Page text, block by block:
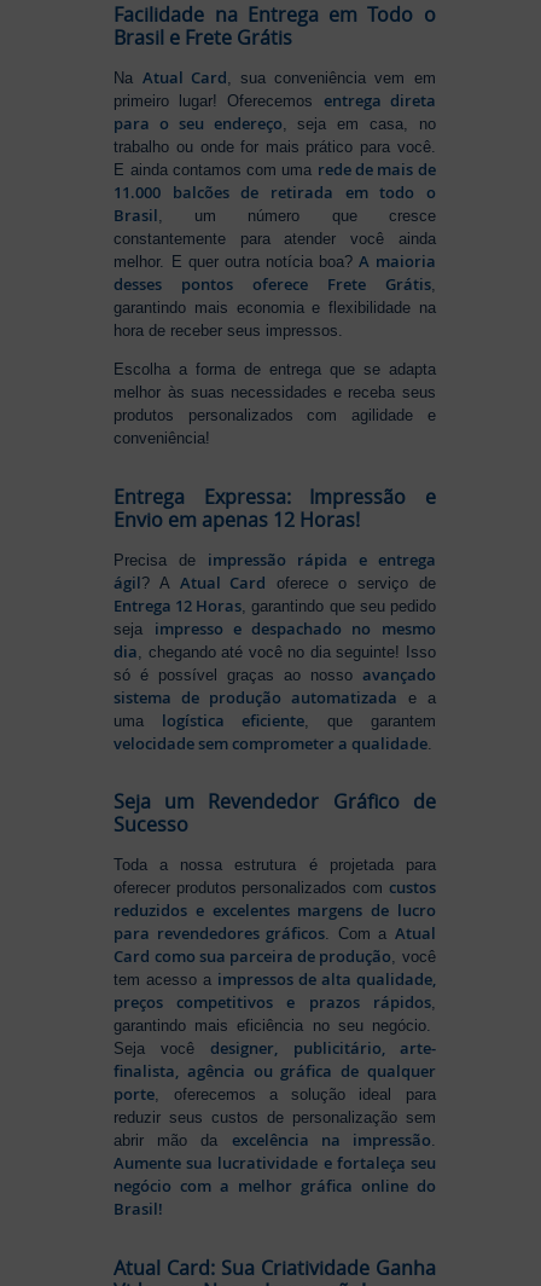
Facilidade na Entrega em Todo o
Brasil e Frete Grátis
Na Atual Card, sua conveniência vem em
primeiro lugar! Oferecemos entrega direta
para o seu endereço, seja em casa, no
trabalho ou onde for mais prático para você.
E ainda contamos com uma rede de mais de
11.000 balcões de retirada em todo o
Brasil, um número que cresce
constantemente para atender você ainda
melhor. E quer outra notícia boa?A maioria
desses pontos oferece Frete Grátis,
garantindo mais economia e flexibilidade na
hora de receber seus impressos.
Escolha a forma de entrega que se adapta
melhor às suas necessidades e receba seus
produtos personalizados com agilidade e
conveniência!
Entrega Expressa: Impressão e
Envio em apenas 12 Horas!
Precisa de impressão rápida e entrega
ágil? A Atual Card oferece o serviço de
Entrega 12 Horas , garantindo que seu pedido
seja impresso e despachado no mesmo
dia , chegando até você no dia seguinte! Isso
só é possível graças ao nosso avançado
sistema de produção automatizada e a
uma logística eficiente , que garantem
velocidade sem comprometer a qualidade
Seja um Revendedor Gráfico de
Sucesso
Toda a nossa estrutura é projetada para
oferecer produtos personalizados com custos
reduzidos e excelentes margens de lucro
para revendedores gráficos. Com a Atual
Card como sua parceira de produção, você
tem acesso a impressos de alta qualidade,
preços competitivos e prazos rápidos,
garantindo mais eficiência no seu negócio.
Seja vocêdesigner, publicitário, arte-
finalista, agência ou gráfica de qualquer
porte, oferecemos a solução ideal para
reduzir seus custos de personalização sem
abrir mão da excelência na impressão.
Aumente sua lucratividade e fortaleça seu
negócio com a melhor gráfica online do
Brasil!
Atual Card: Sua Criatividade Ganha